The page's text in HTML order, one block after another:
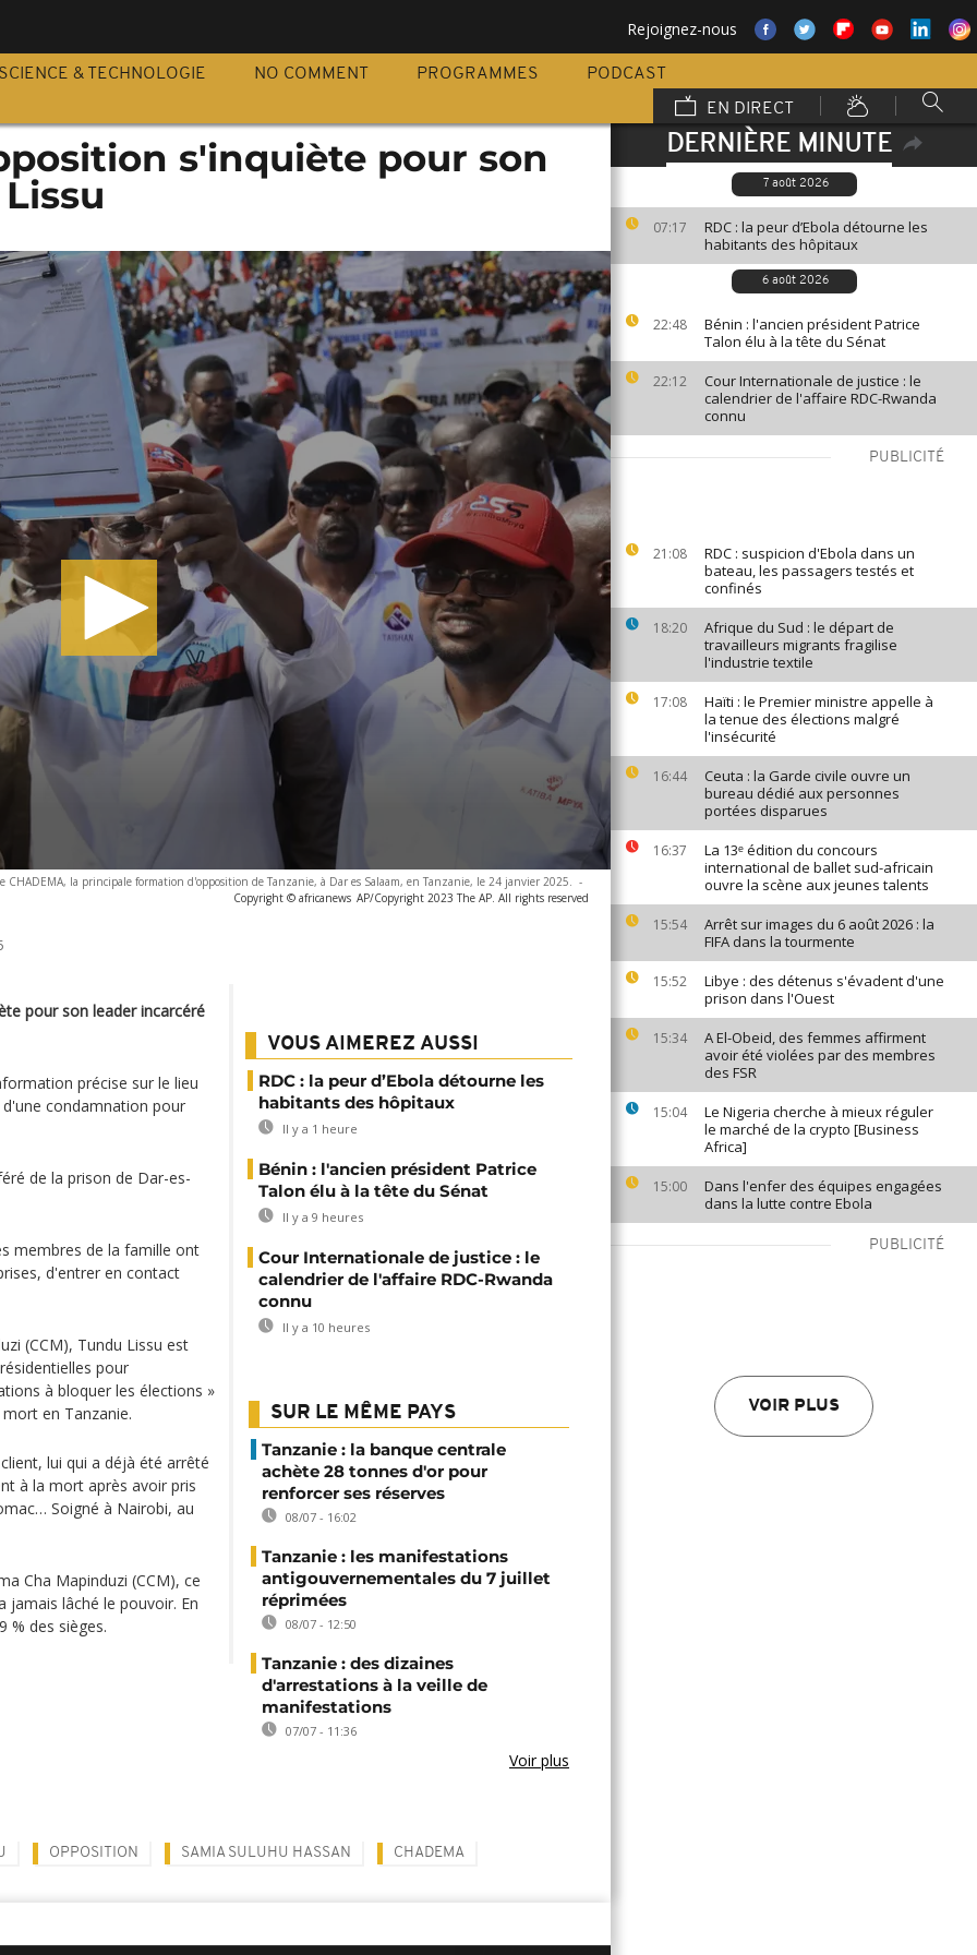
Rejoignez-nous
SCIENCE & TECHNOLOGIE NO COMMENT PROGRAMMES
PODCAST
EN DIRECT
DERNIÈRE MINUTE
7 août 2026
07:17
RDC : la peur d’Ebola détourne les
habitants des hôpitaux
6 août 2026
22:48
Bénin : l'ancien président Patrice
Talon élu à la tête du Sénat
22:12
Cour Internationale de justice : le
calendrier de l'affaire RDC-Rwanda
connu
PUBLICITÉ
21:08
RDC : suspicion d'Ebola dans un
bateau, les passagers testés et
confinés
18:20
Afrique du Sud : le départ de
travailleurs migrants fragilise
l'industrie textile
17:08
Haïti : le Premier ministre appelle à
la tenue des élections malgré
l'insécurité
16:44
Ceuta : la Garde civile ouvre un
bureau dédié aux personnes
portées disparues
16:37
La 13ᵉ édition du concours
international de ballet sud-africain
ouvre la scène aux jeunes talents
15:54
Arrêt sur images du 6 août 2026 : la
FIFA dans la tourmente
15:52
Libye : des détenus s'évadent d'une
prison dans l'Ouest
15:34
A El-Obeid, des femmes affirment
avoir été violées par des membres
des FSR
15:04
Le Nigeria cherche à mieux réguler
le marché de la crypto [Business
Africa]
15:00
Dans l'enfer des équipes engagées
dans la lutte contre Ebola
PUBLICITÉ
VOIR PLUS
s'inquiète pour son
la principale formation d'opposition de Tanzanie, à Dar es Salaam, en Tanzanie, le 24 janvier 2025. -
Copyright © africanews AP/Copyright 2023 The AP. All rights reserved
pour son leader incarcéré
précise sur le lieu
condamnation pour
de la prison de Dar-es-
membres de la famille ont
d'entrer en contact
(CCM), Tundu Lissu est
pour
à bloquer les élections »
en Tanzanie.
lui qui a déjà été arrêté
à la mort après avoir pris
Soigné à Nairobi, au
Cha Mapinduzi (CCM), ce
jamais lâché le pouvoir. En
% des sièges.
VOUS AIMEREZ AUSSI
RDC : la peur d’Ebola détourne les
habitants des hôpitaux
Il y a 1 heure
Bénin : l'ancien président Patrice
Talon élu à la tête du Sénat
Il y a 9 heures
Cour Internationale de justice : le
calendrier de l'affaire RDC-Rwanda
connu
Il y a 10 heures
SUR LE MÊME PAYS
Tanzanie : la banque centrale
achète 28 tonnes d'or pour
renforcer ses réserves
08/07 - 16:02
Tanzanie : les manifestations
antigouvernementales du 7 juillet
réprimées
08/07 - 12:50
Tanzanie : des dizaines
d'arrestations à la veille de
manifestations
07/07 - 11:36
Voir plus
OPPOSITION SAMIA SULUHU HASSAN CHADEMA